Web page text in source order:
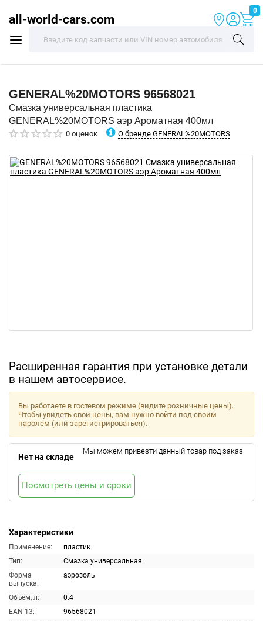
all-world-cars.com
0
GENERAL%20MOTORS 96568021
Смазка универсальная пластика
GENERAL%20MOTORS аэр Ароматная 400мл
0 оценок О бренде GENERAL%20MOTORS
Расширенная гарантия при установке детали
в нашем автосервисе.
Характеристики
Применение:
пластик
Тип:
Смазка универсальная
Форма
выпуска:
аэрозоль
Объём, л:
0.4
EAN-13:
96568021
Вы работаете в гостевом режиме (видите розничные цены).
Чтобы увидеть свои цены, вам нужно войти под своим
паролем (или зарегистрироваться).
Нет на складе
Мы можем привезти данный товар под заказ.
Посмотреть цены и сроки